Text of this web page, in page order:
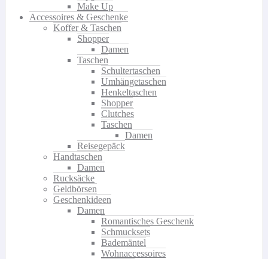
Make Up
Accessoires & Geschenke
Koffer & Taschen
Shopper
Damen
Taschen
Schultertaschen
Umhängetaschen
Henkeltaschen
Shopper
Clutches
Taschen
Damen
Reisegepäck
Handtaschen
Damen
Rucksäcke
Geldbörsen
Geschenkideen
Damen
Romantisches Geschenk
Schmucksets
Bademäntel
Wohnaccessoires